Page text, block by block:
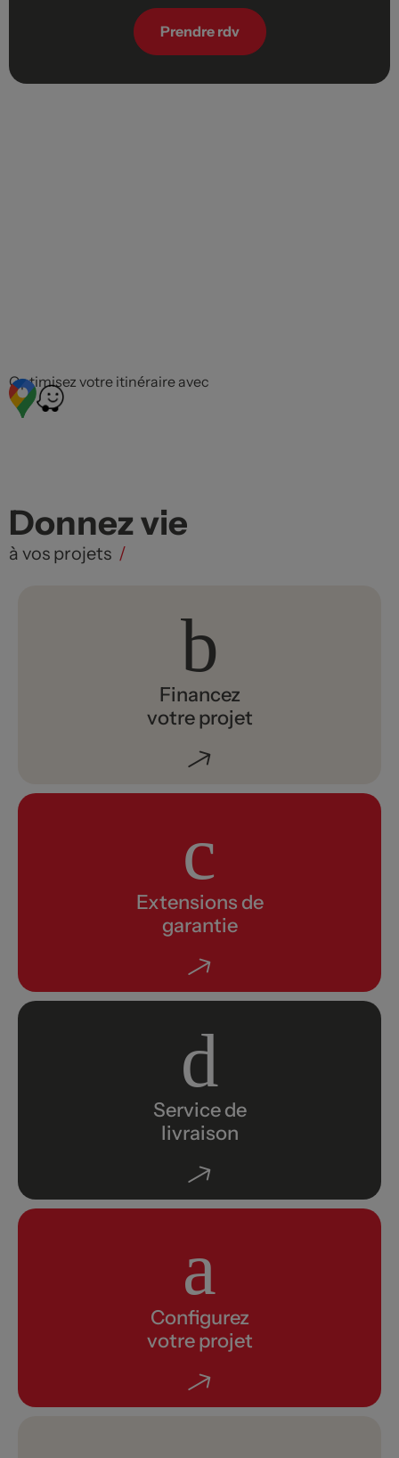
Prendre rdv
Optimisez votre itinéraire avec
Donnez vie
à vos projets /
Financez
votre projet
Extensions de
garantie
Service de
livraison
Configurez
votre projet